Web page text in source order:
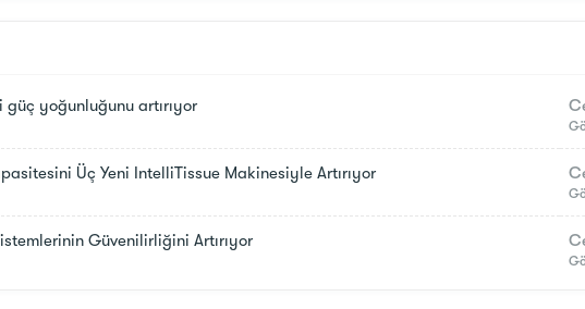
yoğunluğunu artırıyor
Üç Yeni IntelliTissue Makinesiyle Artırıyor
Güvenilirliğini Artırıyor